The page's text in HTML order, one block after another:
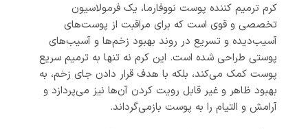
کرم ترمیم کننده پوست نووفارما، یک فرمولاسیون
تخصصی و قوی است که برای مراقبت از پوست‌های
آسیب‌دیده و تسریع در روند بهبود زخم‌ها و آسیب‌های
پوستی طراحی شده است. این کرم نه تنها به ترمیم سریع
پوست کمک می‌کند، بلکه با هدف قرار دادن جای زخم، به
بهبود ظاهر و غیر قابل رویت کردن آن‌ها نیز می‌پردازد و
آرامش و التیام را به پوست بازمی‌گرداند.